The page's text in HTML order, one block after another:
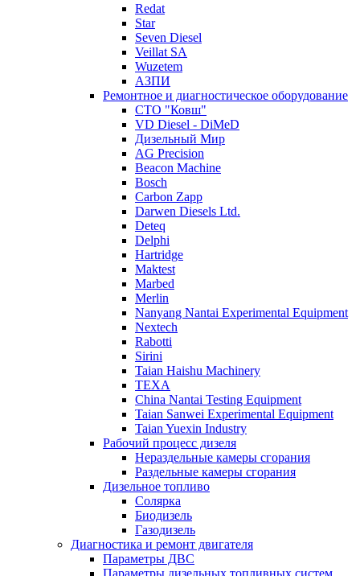
Redat
Star
Seven Diesel
Veillat SA
Wuzetem
АЗПИ
Ремонтное и диагностическое оборудование
СТО "Ковш"
VD Diesel - DiMeD
Дизельный Мир
AG Precision
Beacon Machine
Bosch
Carbon Zapp
Darwen Diesels Ltd.
Deteq
Delphi
Hartridge
Maktest
Marbed
Merlin
Nanyang Nantai Experimental Equipment
Nextech
Rabotti
Sirini
Taian Haishu Machinery
TEXA
China Nantai Testing Equipment
Taian Sanwei Experimental Equipment
Taian Yuexin Industry
Рабочий процесс дизеля
Нераздельные камеры сгорания
Раздельные камеры сгорания
Дизельное топливо
Солярка
Биодизель
Газодизель
Диагностика и ремонт двигателя
Параметры ДВС
Параметры дизельных топливных систем